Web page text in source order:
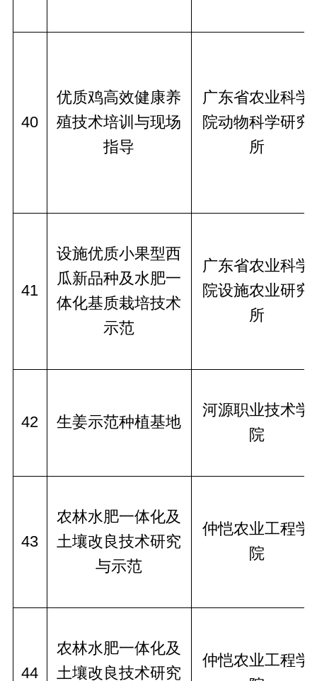
40
优质鸡高效健康养
殖技术培训与现场
指导
广东省农业科学
院动物科学研究
所
41
设施优质小果型西
瓜新品种及水肥一
体化基质栽培技术
示范
广东省农业科学
院设施农业研究
所
42 生姜示范种植基地
河源职业技术学
院
43
农林水肥一体化及
土壤改良技术研究
与示范
仲恺农业工程学
院
44
农林水肥一体化及
土壤改良技术研究
仲恺农业工程学